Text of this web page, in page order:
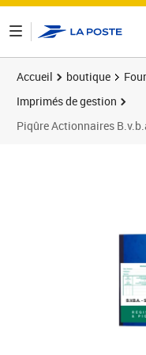
Accueil boutique
Imprimés de gestion
Piqûre Actionnaires